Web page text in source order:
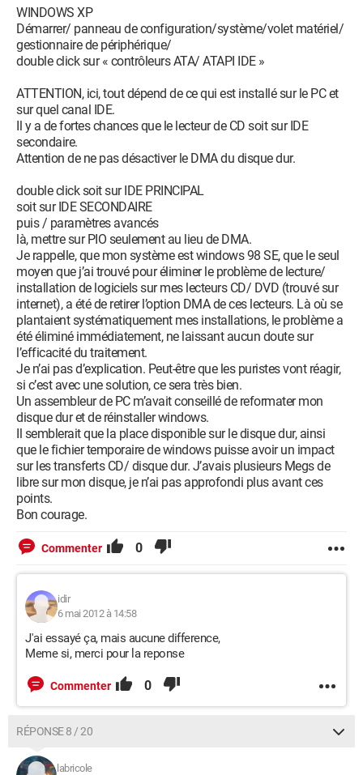
WINDOWS XP
Démarrer/ panneau de configuration/système/volet matériel/
gestionnaire de périphérique/
double click sur « contrôleurs ATA/ ATAPI IDE »
ATTENTION, ici, tout dépend de ce qui est installé sur le PC et
sur quel canal IDE.
Il y a de fortes chances que le lecteur de CD soit sur IDE
secondaire.
Attention de ne pas désactiver le DMA du disque dur.
double click soit sur IDE PRINCIPAL
soit sur IDE SECONDAIRE
puis / paramètres avancés
là, mettre sur PIO seulement au lieu de DMA.
Je rappelle, que mon système est windows 98 SE, que le seul
moyen que j’ai trouvé pour éliminer le problème de lecture/
installation de logiciels sur mes lecteurs CD/ DVD (trouvé sur
internet), a été de retirer l’option DMA de ces lecteurs. Là où se
plantaient systématiquement mes installations, le problème a
été éliminé immédiatement, ne laissant aucun doute sur
l’efficacité du traitement.
Je n’ai pas d’explication. Peut-être que les puristes vont réagir,
si c’est avec une solution, ce sera très bien.
Un assembleur de PC m’avait conseillé de reformater mon
disque dur et de réinstaller windows.
Il semblerait que la place disponible sur le disque dur, ainsi
que le fichier temporaire de windows puisse avoir un impact
sur les transferts CD/ disque dur. J’avais plusieurs Megs de
libre sur mon disque, je n’ai pas approfondi plus avant ces
points.
Bon courage.
Commenter 0
idir
6 mai 2012 à 14:58
J'ai essayé ça, mais aucune difference,
Meme si, merci pour la reponse
Commenter 0
RÉPONSE 8 / 20
labricole